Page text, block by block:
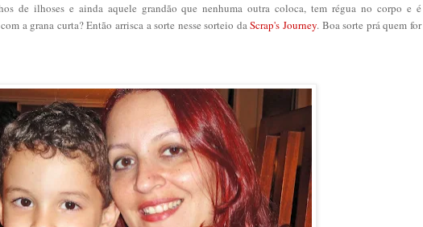
de ilhoses e ainda aquele grandão que nenhuma outra coloca, tem régua no corpo e é
a grana curta? Então arrisca a sorte nesse sorteio daScrap's Journey. Boa sorte prá quem for